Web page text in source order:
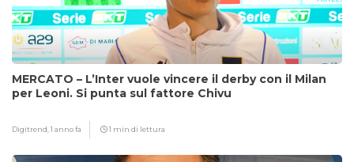
MERCATO – L’Inter vuole vincere il derby con il Milan
per Leoni. Si punta sul fattore Chivu
Digitrend,1 anno fa 1 min di lettura